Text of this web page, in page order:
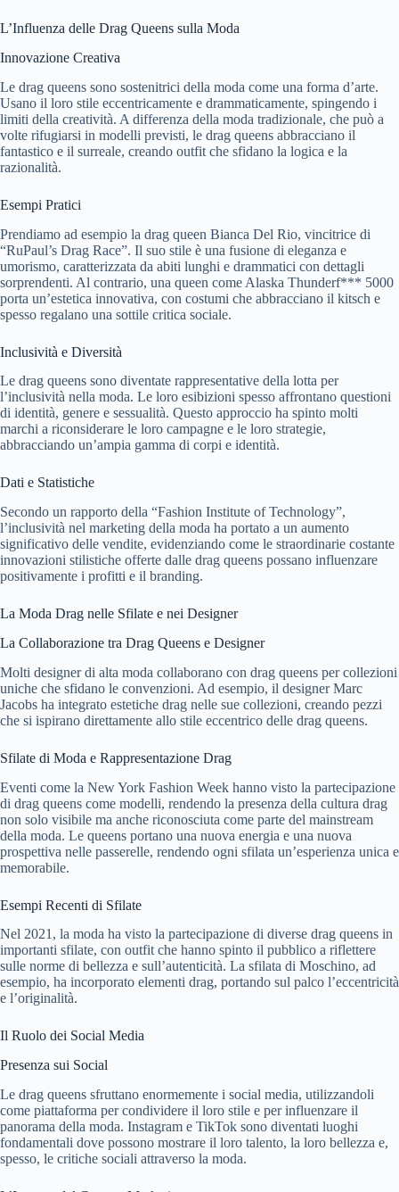
L’Influenza delle Drag Queens sulla Moda
Innovazione Creativa
Le drag queens sono sostenitrici della moda come una forma d’arte.
Usano il loro stile eccentricamente e drammaticamente, spingendo i
limiti della creatività. A differenza della moda tradizionale, che può a
volte rifugiarsi in modelli previsti, le drag queens abbracciano il
fantastico e il surreale, creando outfit che sfidano la logica e la
razionalità.
Esempi Pratici
Prendiamo ad esempio la drag queen Bianca Del Rio, vincitrice di
“RuPaul’s Drag Race”. Il suo stile è una fusione di eleganza e
umorismo, caratterizzata da abiti lunghi e drammatici con dettagli
sorprendenti. Al contrario, una queen come Alaska Thunderf*** 5000
porta un’estetica innovativa, con costumi che abbracciano il kitsch e
spesso regalano una sottile critica sociale.
Inclusività e Diversità
Le drag queens sono diventate rappresentative della lotta per
l’inclusività nella moda. Le loro esibizioni spesso affrontano questioni
di identità, genere e sessualità. Questo approccio ha spinto molti
marchi a riconsiderare le loro campagne e le loro strategie,
abbracciando un’ampia gamma di corpi e identità.
Dati e Statistiche
Secondo un rapporto della “Fashion Institute of Technology”,
l’inclusività nel marketing della moda ha portato a un aumento
significativo delle vendite, evidenziando come le straordinarie costante
innovazioni stilistiche offerte dalle drag queens possano influenzare
positivamente i profitti e il branding.
La Moda Drag nelle Sfilate e nei Designer
La Collaborazione tra Drag Queens e Designer
Molti designer di alta moda collaborano con drag queens per collezioni
uniche che sfidano le convenzioni. Ad esempio, il designer Marc
Jacobs ha integrato estetiche drag nelle sue collezioni, creando pezzi
che si ispirano direttamente allo stile eccentrico delle drag queens.
Sfilate di Moda e Rappresentazione Drag
Eventi come la New York Fashion Week hanno visto la partecipazione
di drag queens come modelli, rendendo la presenza della cultura drag
non solo visibile ma anche riconosciuta come parte del mainstream
della moda. Le queens portano una nuova energia e una nuova
prospettiva nelle passerelle, rendendo ogni sfilata un’esperienza unica e
memorabile.
Esempi Recenti di Sfilate
Nel 2021, la moda ha visto la partecipazione di diverse drag queens in
importanti sfilate, con outfit che hanno spinto il pubblico a riflettere
sulle norme di bellezza e sull’autenticità. La sfilata di Moschino, ad
esempio, ha incorporato elementi drag, portando sul palco l’eccentricità
e l’originalità.
Il Ruolo dei Social Media
Presenza sui Social
Le drag queens sfruttano enormemente i social media, utilizzandoli
come piattaforma per condividere il loro stile e per influenzare il
panorama della moda. Instagram e TikTok sono diventati luoghi
fondamentali dove possono mostrare il loro talento, la loro bellezza e,
spesso, le critiche sociali attraverso la moda.